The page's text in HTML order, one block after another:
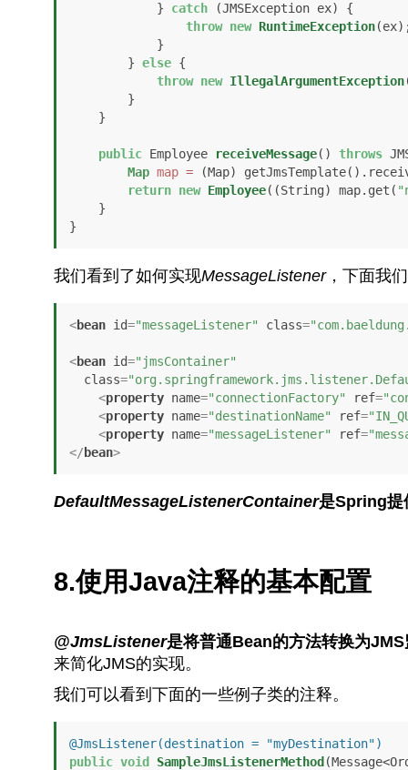
            }
catch (JMSException ex) {
throw new RuntimeException
        }
else {
throw new IllegalArgumentException
public Employee receiveMessage() throws
Map map = (Map)
return new Employee((String) map.get(
}
我们看到了如何实现MessageListener，下面我
<bean id="messageListener" class=
<bean id="jmsContainer"
class=
<property name="connectionFactory" ref=
<property name="destinationName" ref=
<property name="messageListener" ref=
</ bean>
DefaultMessageListenerContainer是Spring提
8.使用Java注释的基本配置
@JmsListener是将普通Bean的方法转换为
来简化JMS的实现。
我们可以看到下面的一些例子类的注释。
@JmsListener(destination = "myDestination")
public void SampleJmsListenerMethod